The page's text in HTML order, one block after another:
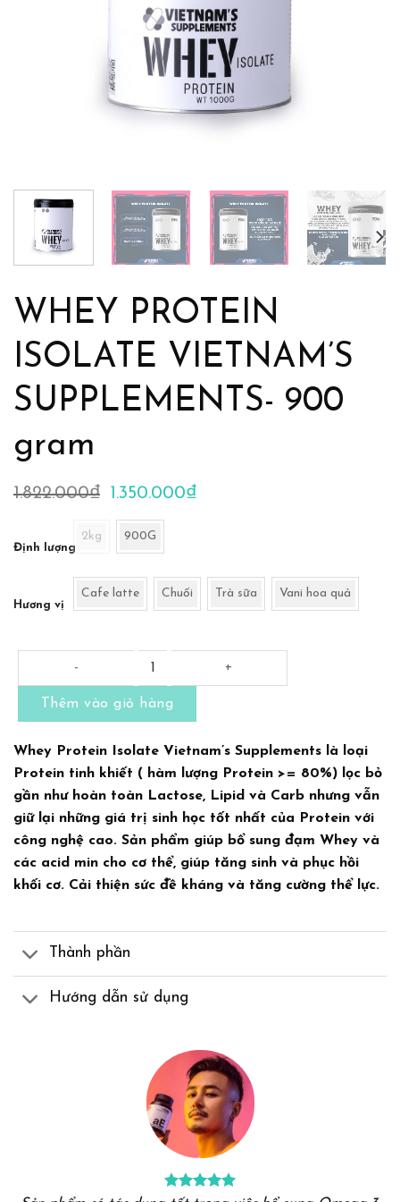
WHEY PROTEIN
ISOLATE VIETNAM’S
SUPPLEMENTS- 900
gram
1.822.000₫
Giá
là:
1.822.000₫.
1.350.000₫Giá
Định lượng
2kg 900G
Hương vị
Cafe latte Chuối Trà sữa Vani hoa quả
WHEY PROTEIN ISOLATE VIETNAM'S SUPPLEMENTS- 900
Thêm vào giỏ hàng
Whey Protein Isolate Vietnam’s Supplements là loại
Protein tinh khiết ( hàm lượng Protein >= 80%) lọc bỏ
gần như hoàn toàn Lactose, Lipid và Carb nhưng vẫn
giữ lại những giá trị sinh học tốt nhất của Protein với
công nghệ cao. Sản phẩm giúp bổ sung đạm Whey và
các acid min cho cơ thể, giúp tăng sinh và phục hồi
khối cơ. Cải thiện sức đề kháng và tăng cường thể lực.
Thành phần
Hướng dẫn sử dụng